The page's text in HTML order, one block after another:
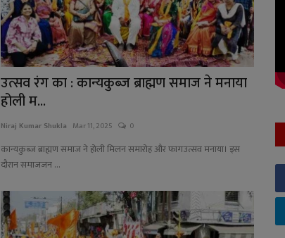
उत्सव रंग का : कान्यकुब्ज ब्राह्मण समाज ने मनाया
होली म...
Niraj Kumar Shukla Mar 11, 2025 0
कान्यकुब्ज ब्राह्मण समाज ने होली मिलन समारोह और फागउत्सव मनाया। इस
दौरान समाजजन ...